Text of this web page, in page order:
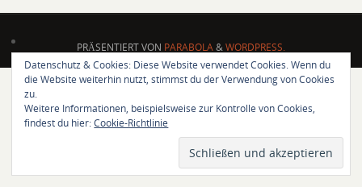
PRÄSENTIERT VON PARABOLA&WORDPRESS.
Datenschutz & Cookies: Diese Website verwendet Cookies. Wenn du
die Website weiterhin nutzt, stimmst du der Verwendung von Cookies
zu.
Weitere Informationen, beispielsweise zur Kontrolle von Cookies,
findest du hier:Cookie-Richtlinie